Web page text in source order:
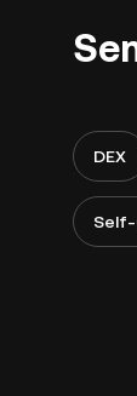
DEX